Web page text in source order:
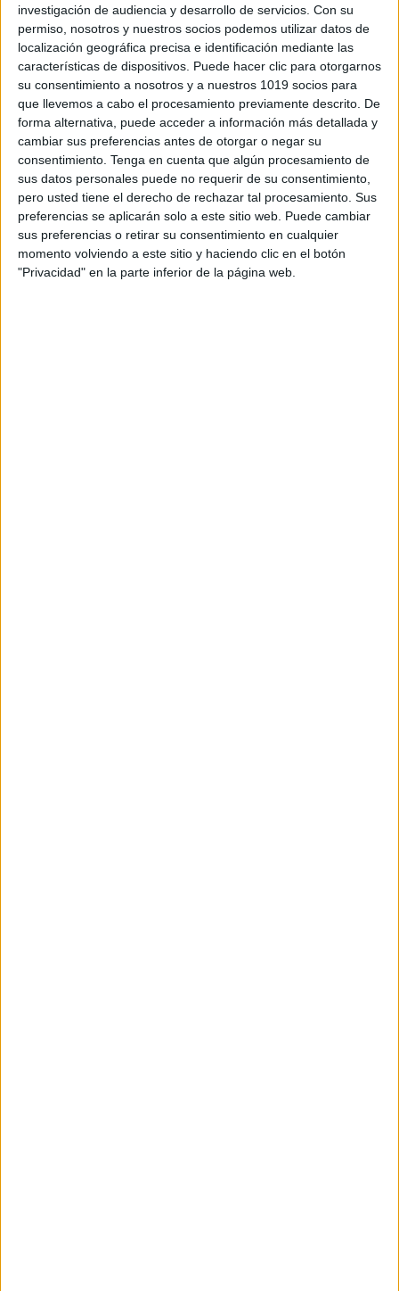
investigación de audiencia y desarrollo de servicios. Con su
permiso, nosotros y nuestros socios podemos utilizar datos de
localización geográfica precisa e identificación mediante las
características de dispositivos. Puede hacer clic para otorgarnos
su consentimiento a nosotros y a nuestros 1019 socios para
que llevemos a cabo el procesamiento previamente descrito. De
forma alternativa, puede acceder a información más detallada y
cambiar sus preferencias antes de otorgar o negar su
consentimiento. Tenga en cuenta que algún procesamiento de
sus datos personales puede no requerir de su consentimiento,
pero usted tiene el derecho de rechazar tal procesamiento. Sus
preferencias se aplicarán solo a este sitio web. Puede cambiar
sus preferencias o retirar su consentimiento en cualquier
momento volviendo a este sitio y haciendo clic en el botón
"Privacidad" en la parte inferior de la página web.
de modo que a cada par ordenado (a, b) de números
naturales se le asocia un tercer natural c, que es el
producto de los dos primeros.
Las tablas de multiplicar se aprenden en los colegios
mediante la memorización1de los productos de un
número entre 1 y 10 por los sucesivos números entre
1 y 10.
Conocida esta tabla y por el Algoritmo de
multiplicación, se pueden realizar multiplicaciones de